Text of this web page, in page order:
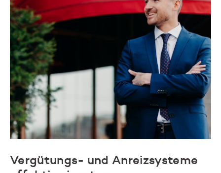
Vergütungs- und Anreizsysteme